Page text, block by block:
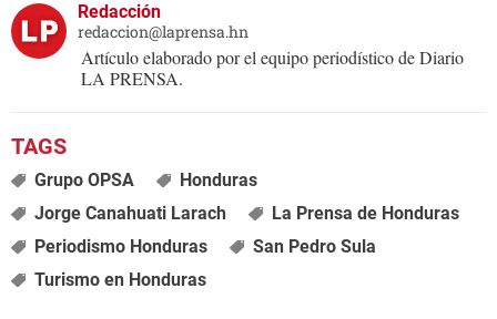
Redacción
redaccion@laprensa.hn
Artículo elaborado por el equipo periodístico de Diario
LA PRENSA.
Grupo OPSA
Honduras
Jorge Canahuati Larach
La Prensa de Honduras
Periodismo Honduras
San Pedro Sula
Turismo en Honduras